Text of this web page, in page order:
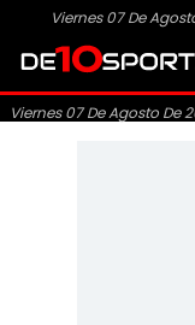
Viernes 07 De
Viernes 07 De Agosto De